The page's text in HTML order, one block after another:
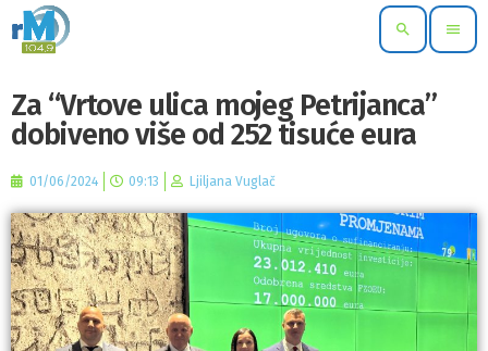
search menu
Za “Vrtove ulica mojeg Petrijanca”
dobiveno više od 252 tisuće eura
01/06/2024 09:13 Ljiljana Vuglač